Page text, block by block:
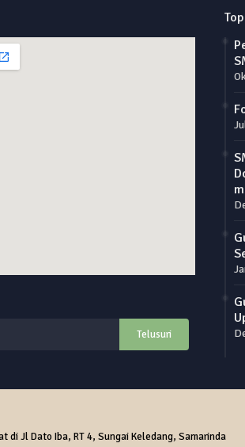
custom google maps embed
di Jl Dato Iba, RT 4, Sungai Keledang, Samarinda